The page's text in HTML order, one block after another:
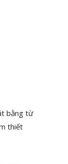
bằng từ
thiết